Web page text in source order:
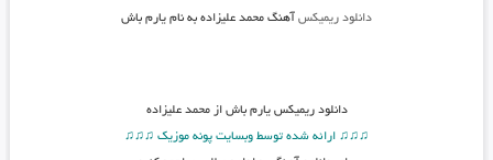
دانلود ریمیکسآهنگ محمد علیزاده به نام یارم باش
دانلودریمیکس یارم باش از محمد علیزاده
♫♫♫ ارائه شده توسط وبسایت پونه موزیک ♫♫♫